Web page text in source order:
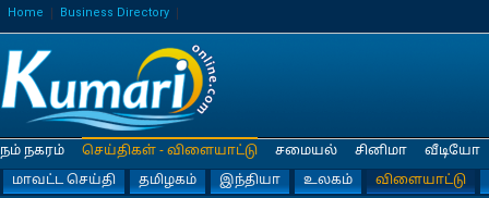
Home Business Directory
நம் நகரம்
செய்திகள் - விளையாட்டு
மாவட்ட செய்தி
தமிழகம் இந்தியா உலகம் விளையாட்டு
சமையல் சினிமா வீடியோ